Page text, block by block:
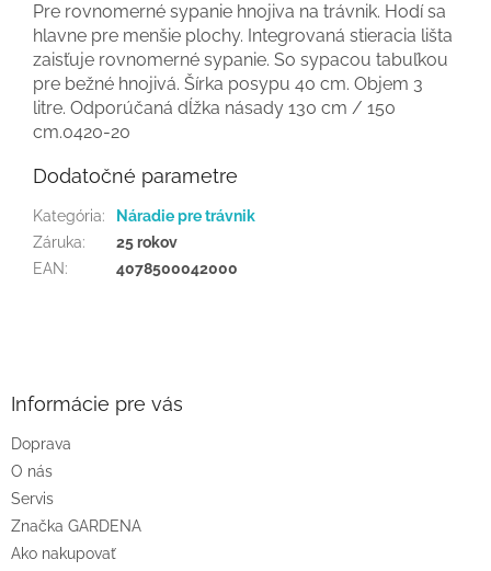
Pre rovnomerné sypanie hnojiva na trávnik. Hodí sa
hlavne pre menšie plochy. Integrovaná stieracia lišta
zaisťuje rovnomerné sypanie. So sypacou tabuľkou
pre bežné hnojivá. Šírka posypu 40 cm. Objem 3
litre. Odporúčaná dĺžka násady 130 cm / 150
cm.0420-20
Dodatočné parametre
Kategória:
Náradie pre trávnik
Záruka:
25 rokov
EAN: 4078500042000
e
Informácie pre vás
Doprava
O nás
Servis
Značka GARDENA
Ako nakupovať